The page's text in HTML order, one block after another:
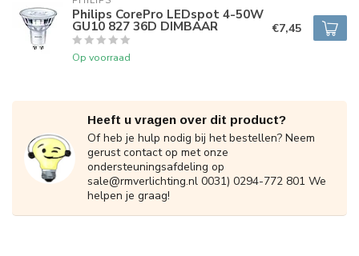
Philips CorePro LEDspot 4-50W
GU10 827 36D DIMBAAR
Op voorraad
€7,45
Heeft u vragen over dit product?
Of heb je hulp nodig bij het bestellen? Neem
gerust contact op met onze
ondersteuningsafdeling op
sale@rmverlichting.nl 0031) 0294-772 801 We
helpen je graag!